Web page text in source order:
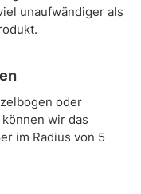
unaufwändiger als
oder
wir das
im Radius von 5